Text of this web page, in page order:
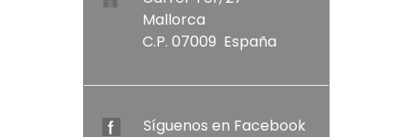
Mallorca
C.P. 07009 España
Síguenos en Facebook